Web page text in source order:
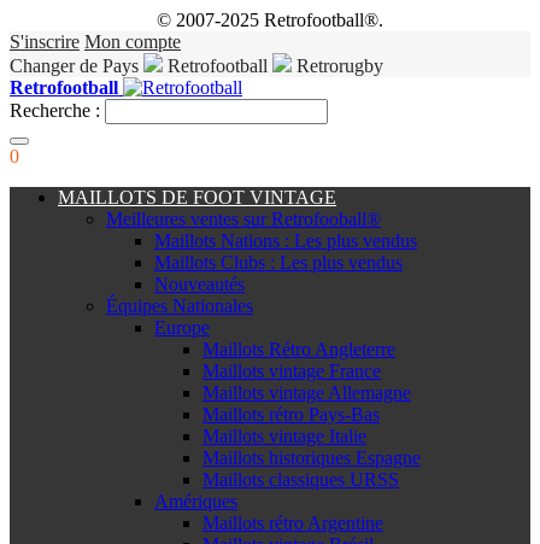
© 2007-2025 Retrofootball®.
S'inscrire Mon compte
Changer de Pays
Retrofootball
Retrorugby
Retrofootball
Recherche :
0
MAILLOTS DE FOOT VINTAGE
Meilleures ventes sur Retrofooball®
Maillots Nations : Les plus vendus
Maillots Clubs : Les plus vendus
Nouveautés
Équipes Nationales
Europe
Maillots Rétro Angleterre
Maillots vintage France
Maillots vintage Allemagne
Maillots rétro Pays-Bas
Maillots vintage Italie
Maillots historiques Espagne
Maillots classiques URSS
Amériques
Maillots rétro Argentine